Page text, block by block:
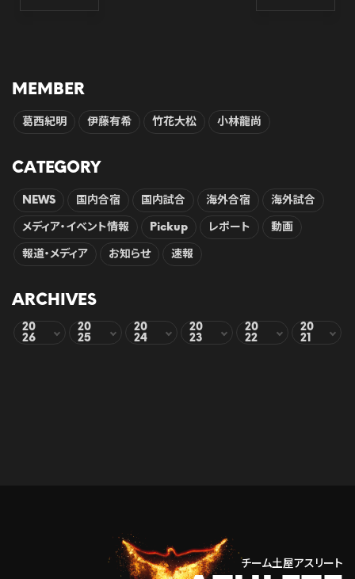
MEMBER
葛西紀明 伊藤有希 竹花大松 小林龍尚
CATEGORY
NEWS 国内合宿 国内試合 海外合宿 海外試合
メディア・イベント情報 Pickup レポート 動画
報道・メディア お知らせ 速報
ARCHIVES
20
26
20
25
20
24
20
23
20
22
20
21
チーム土屋アスリート